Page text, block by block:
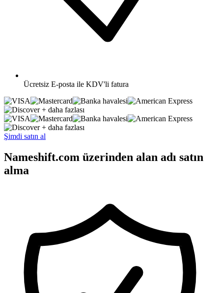
Ücretsiz E-posta ile KDV'li fatura
+ daha fazlası
+ daha fazlası
Şimdi satın al
Nameshift.com üzerinden alan adı satın
alma